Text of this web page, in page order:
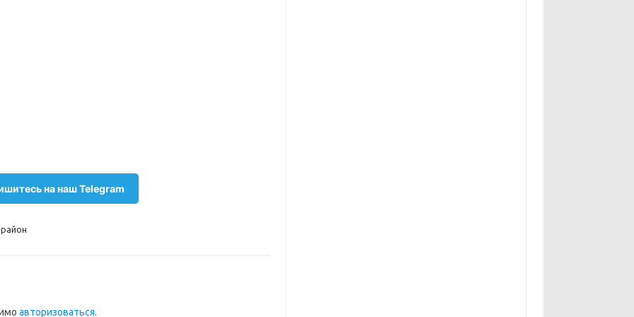
на наш Telegram
авторизоваться.